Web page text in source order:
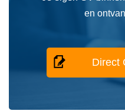
en
Direct